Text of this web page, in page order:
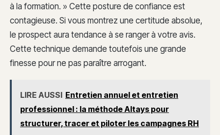
à la formation. » Cette posture de confiance est
contagieuse. Si vous montrez une certitude absolue,
le prospect aura tendance à se ranger à votre avis.
Cette technique demande toutefois une grande
finesse pour ne pas paraître arrogant.
LIRE AUSSI Entretien annuel et entretien
professionnel : la méthode Altays pour
structurer, tracer et piloter les campagnes RH